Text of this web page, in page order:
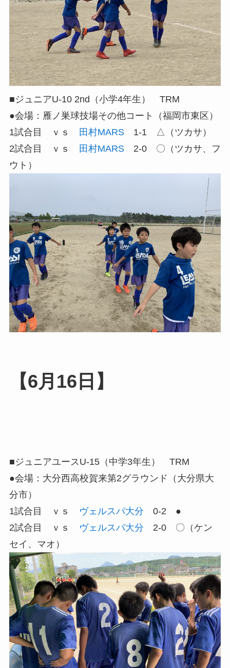
■ジュニアU-10 2nd（小学4年生） TRM
●会場：雁ノ巣球技場その他コート（福岡市東区）
1試合目 ｖｓ
田村MARS1-1 △（ツカサ）
2試合目 ｖｓ
田村MARS2-0 〇（ツカサ、フ
ウト）
【6月16日】
■ジュニアユースU-15（中学3年生） TRM
●会場：大分西高校賀来第2グラウンド（大分県大
分市）
1試合目 ｖｓ
ヴェルスパ大分 0-2 ●
2試合目 ｖｓ
ヴェルスパ大分 2-0 〇（ケン
セイ、マオ）